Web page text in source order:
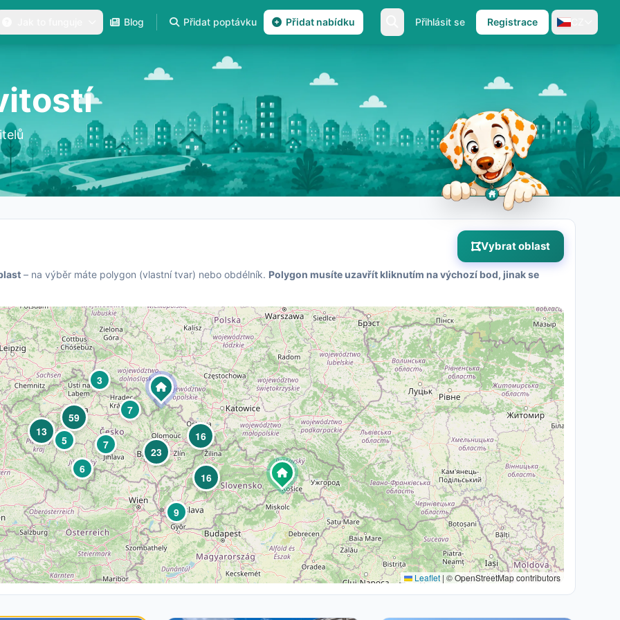
Blog Přidat poptávku Přidat nabídku Přihlásit se Registrace
Vybrat oblast
– na výběr máte polygon (vlastní tvar) nebo obdélník. Polygon musíte uzavřít kliknutím na výchozí bod, jinak se
16
13
3
5
6
7
7
59
23
9
16
Leaflet | © OpenStreetMap contributors